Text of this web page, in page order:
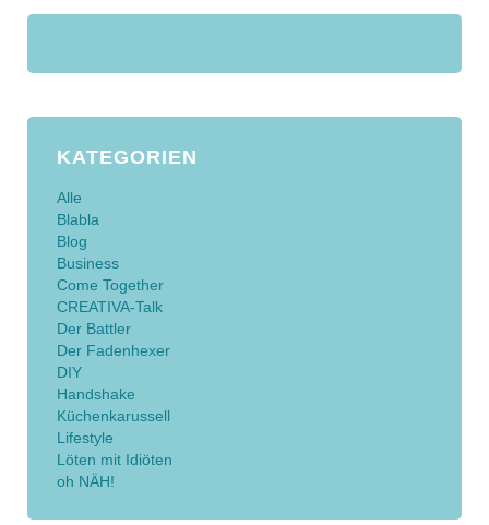
KATEGORIEN
Alle
Blabla
Blog
Business
Come Together
CREATIVA-Talk
Der Battler
Der Fadenhexer
DIY
Handshake
Küchenkarussell
Lifestyle
Löten mit Idiöten
oh NÄH!